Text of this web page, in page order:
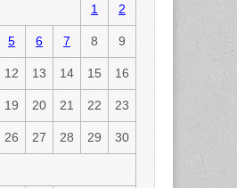
1 2
5 6 7 8 9
12 13 14 15 16
19 20 21 22 23
26 27 28 29 30